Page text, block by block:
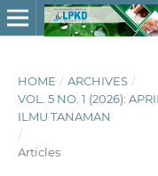
HOME / ARCHIVES /
VOL. 5 NO. 1 (2026):
ILMU TANAMAN
/
Articles